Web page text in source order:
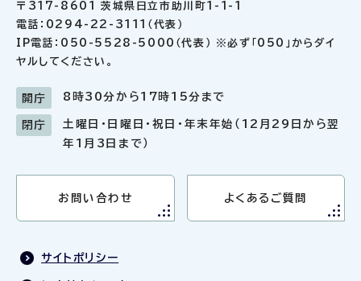
〒317-8601 茨城県日立市助川町1-1-1
電話：0294-22-3111（代表）
IP電話：050-5528-5000（代表） ※必ず「050」からダイ
ヤルしてください。
開庁 8時30分から17時15分まで
閉庁
土曜日・日曜日・祝日・年末年始（12月29日から翌
年1月3日まで）
お問い合わせ よくあるご質問
サイトポリシー